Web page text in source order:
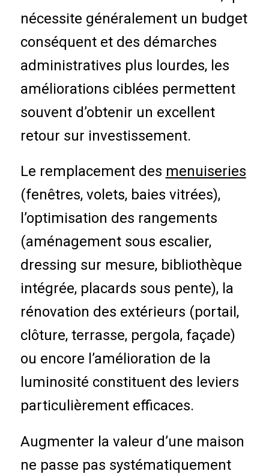
nécessite généralement un budget
conséquent et des démarches
administratives plus lourdes, les
améliorations ciblées permettent
souvent d’obtenir un excellent
retour sur investissement.
Le remplacement des menuiseries
(fenêtres, volets, baies vitrées),
l’optimisation des rangements
(aménagement sous escalier,
dressing sur mesure, bibliothèque
intégrée, placards sous pente), la
rénovation des extérieurs (portail,
clôture, terrasse, pergola, façade)
ou encore l’amélioration de la
luminosité constituent des leviers
particulièrement efficaces.
Augmenter la valeur d’une maison
ne passe pas systématiquement